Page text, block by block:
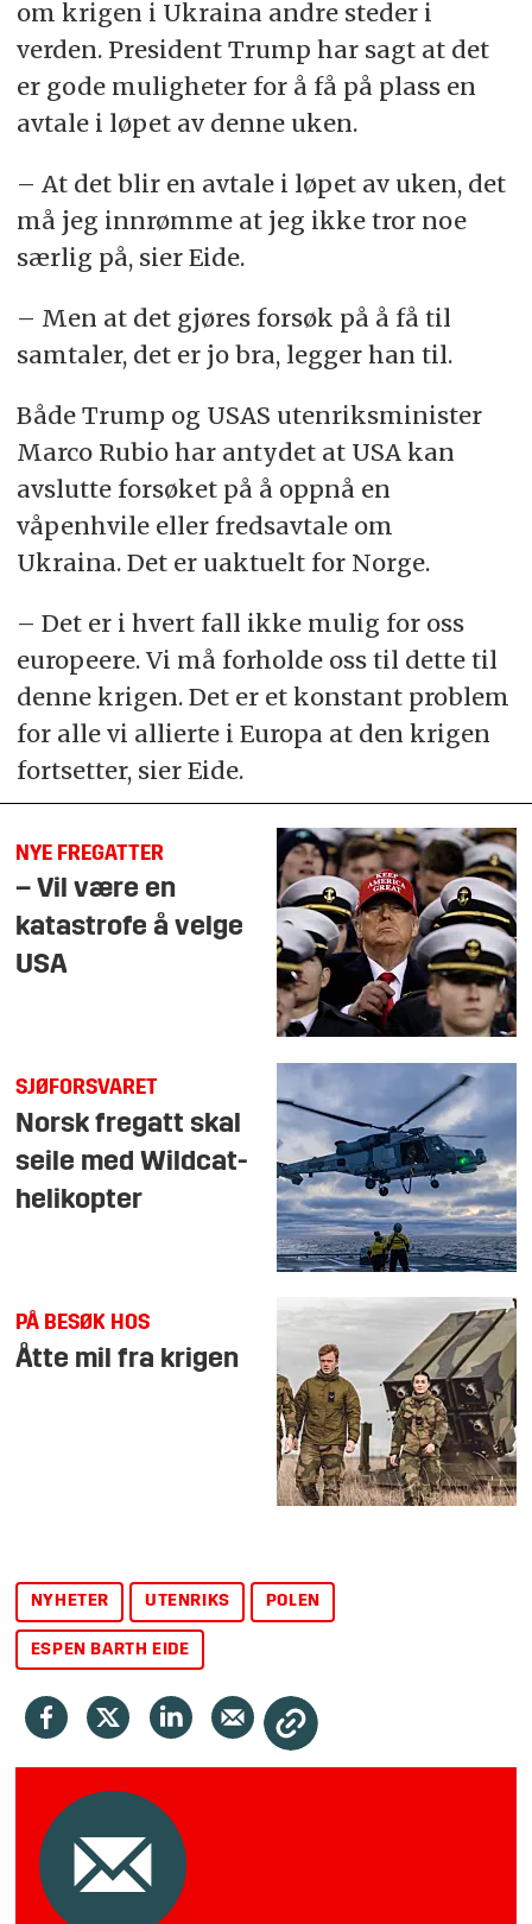
om krigen i Ukraina andre steder i
verden. President Trump har sagt at det
er gode muligheter for å få på plass en
avtale i løpet av denne uken.
– At det blir en avtale i løpet av uken, det
må jeg innrømme at jeg ikke tror noe
særlig på, sier Eide.
– Men at det gjøres forsøk på å få til
samtaler, det er jo bra, legger han til.
Både Trump og USAS utenriksminister
Marco Rubio har antydet at USA kan
avslutte forsøket på å oppnå en
våpenhvile eller fredsavtale om
Ukraina. Det er uaktuelt for Norge.
– Det er i hvert fall ikke mulig for oss
europeere. Vi må forholde oss til dette til
denne krigen. Det er et konstant problem
for alle vi allierte i Europa at den krigen
fortsetter, sier Eide.
NYE FREGATTER
– Vil være en
katastrofe å velge
USA
SJØFORSVARET
Norsk fregatt skal
seile med Wildcat-
helikopter
PÅ BESØK HOS
Åtte mil fra krigen
NYHETER UTENRIKS POLEN
ESPEN BARTH EIDE